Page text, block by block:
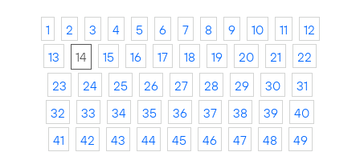
1 2 3 4 5 6 7 8 9 10 11
12
13
14 15 16 17 18 19 20 21
22
23
24 25 26 27 28 29 30
31
32
33 34 35 36 37 38 39
40
41
42 43 44 45 46 47 48
49